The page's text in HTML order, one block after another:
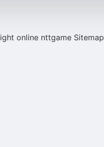
online nttgame Sitemap